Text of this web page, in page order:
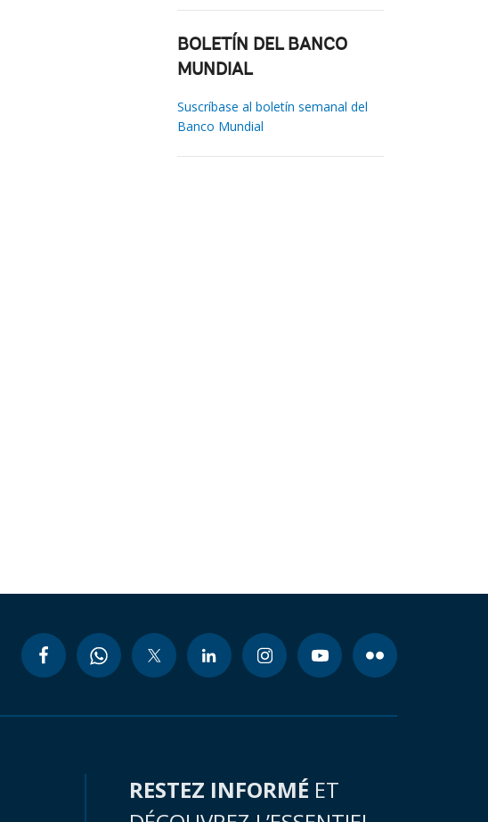
BOLETÍN DEL BANCO
MUNDIAL
Suscríbase al boletín semanal del
Banco Mundial
RESTEZ INFORMÉ ET